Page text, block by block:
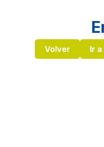
Volver Ir